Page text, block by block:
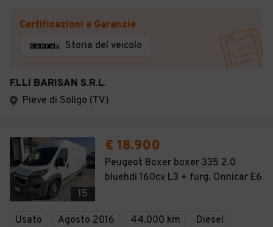
Certificazioni e Garanzie
Storia del veicolo
F.LLI BARISAN S.R.L.
Pieve di Soligo (TV)
15
€ 18.900
Peugeot Boxer boxer 335 2.0
bluehdi 160cv L3 + furg. Onnicar E6
Usato Agosto 2016 44.000 km
Diesel